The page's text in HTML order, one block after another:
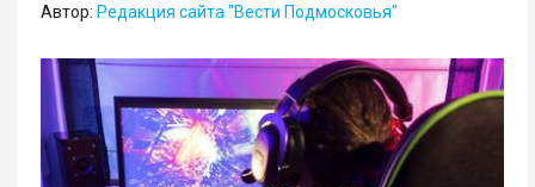
Автор: Редакция сайта "Вести Подмосковья"